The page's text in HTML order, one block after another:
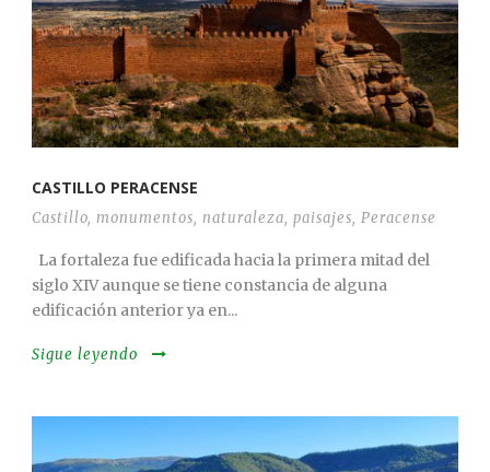
CASTILLO PERACENSE
Castillo, monumentos, naturaleza, paisajes, Peracense
La fortaleza fue edificada hacia la primera mitad del
siglo XIV aunque se tiene constancia de alguna
edificación anterior ya en...
Sigue leyendo